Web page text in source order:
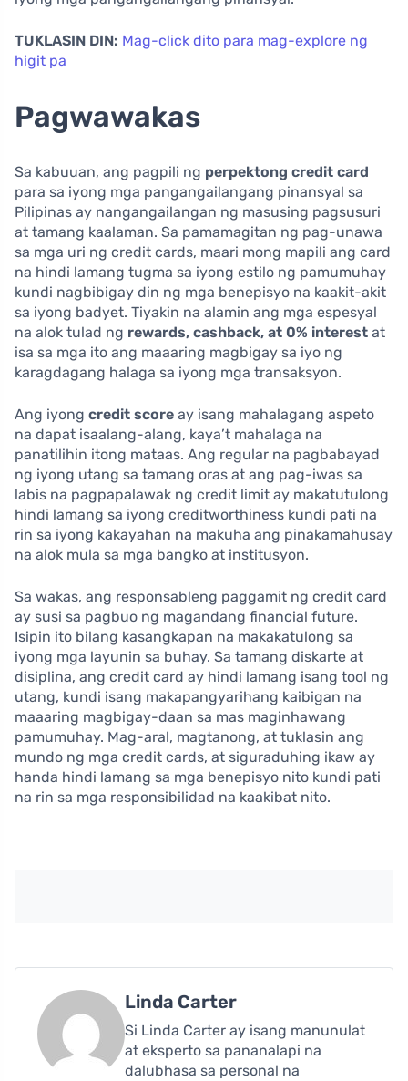
TUKLASIN DIN: Mag-click dito para mag-explore ng
higit pa
Pagwawakas
Sa kabuuan, ang pagpili ng perpektong credit card
para sa iyong mga pangangailangang pinansyal sa
Pilipinas ay nangangailangan ng masusing pagsusuri
at tamang kaalaman. Sa pamamagitan ng pag-unawa
sa mga uri ng credit cards, maari mong mapili ang card
na hindi lamang tugma sa iyong estilo ng pamumuhay
kundi nagbibigay din ng mga benepisyo na kaakit-akit
sa iyong badyet. Tiyakin na alamin ang mga espesyal
na alok tulad ng rewards, cashback, at 0% interest at
isa sa mga ito ang maaaring magbigay sa iyo ng
karagdagang halaga sa iyong mga transaksyon.
Ang iyong credit score ay isang mahalagang aspeto
na dapat isaalang-alang, kaya’t mahalaga na
panatilihin itong mataas. Ang regular na pagbabayad
ng iyong utang sa tamang oras at ang pag-iwas sa
labis na pagpapalawak ng credit limit ay makatutulong
hindi lamang sa iyong creditworthiness kundi pati na
rin sa iyong kakayahan na makuha ang pinakamahusay
na alok mula sa mga bangko at institusyon.
Sa wakas, ang responsableng paggamit ng credit card
ay susi sa pagbuo ng magandang financial future.
Isipin ito bilang kasangkapan na makakatulong sa
iyong mga layunin sa buhay. Sa tamang diskarte at
disiplina, ang credit card ay hindi lamang isang tool ng
utang, kundi isang makapangyarihang kaibigan na
maaaring magbigay-daan sa mas maginhawang
pamumuhay. Mag-aral, magtanong, at tuklasin ang
mundo ng mga credit cards, at siguraduhing ikaw ay
handa hindi lamang sa mga benepisyo nito kundi pati
na rin sa mga responsibilidad na kaakibat nito.
Linda Carter
Si Linda Carter ay isang manunulat
at eksperto sa pananalapi na
dalubhasa sa personal na